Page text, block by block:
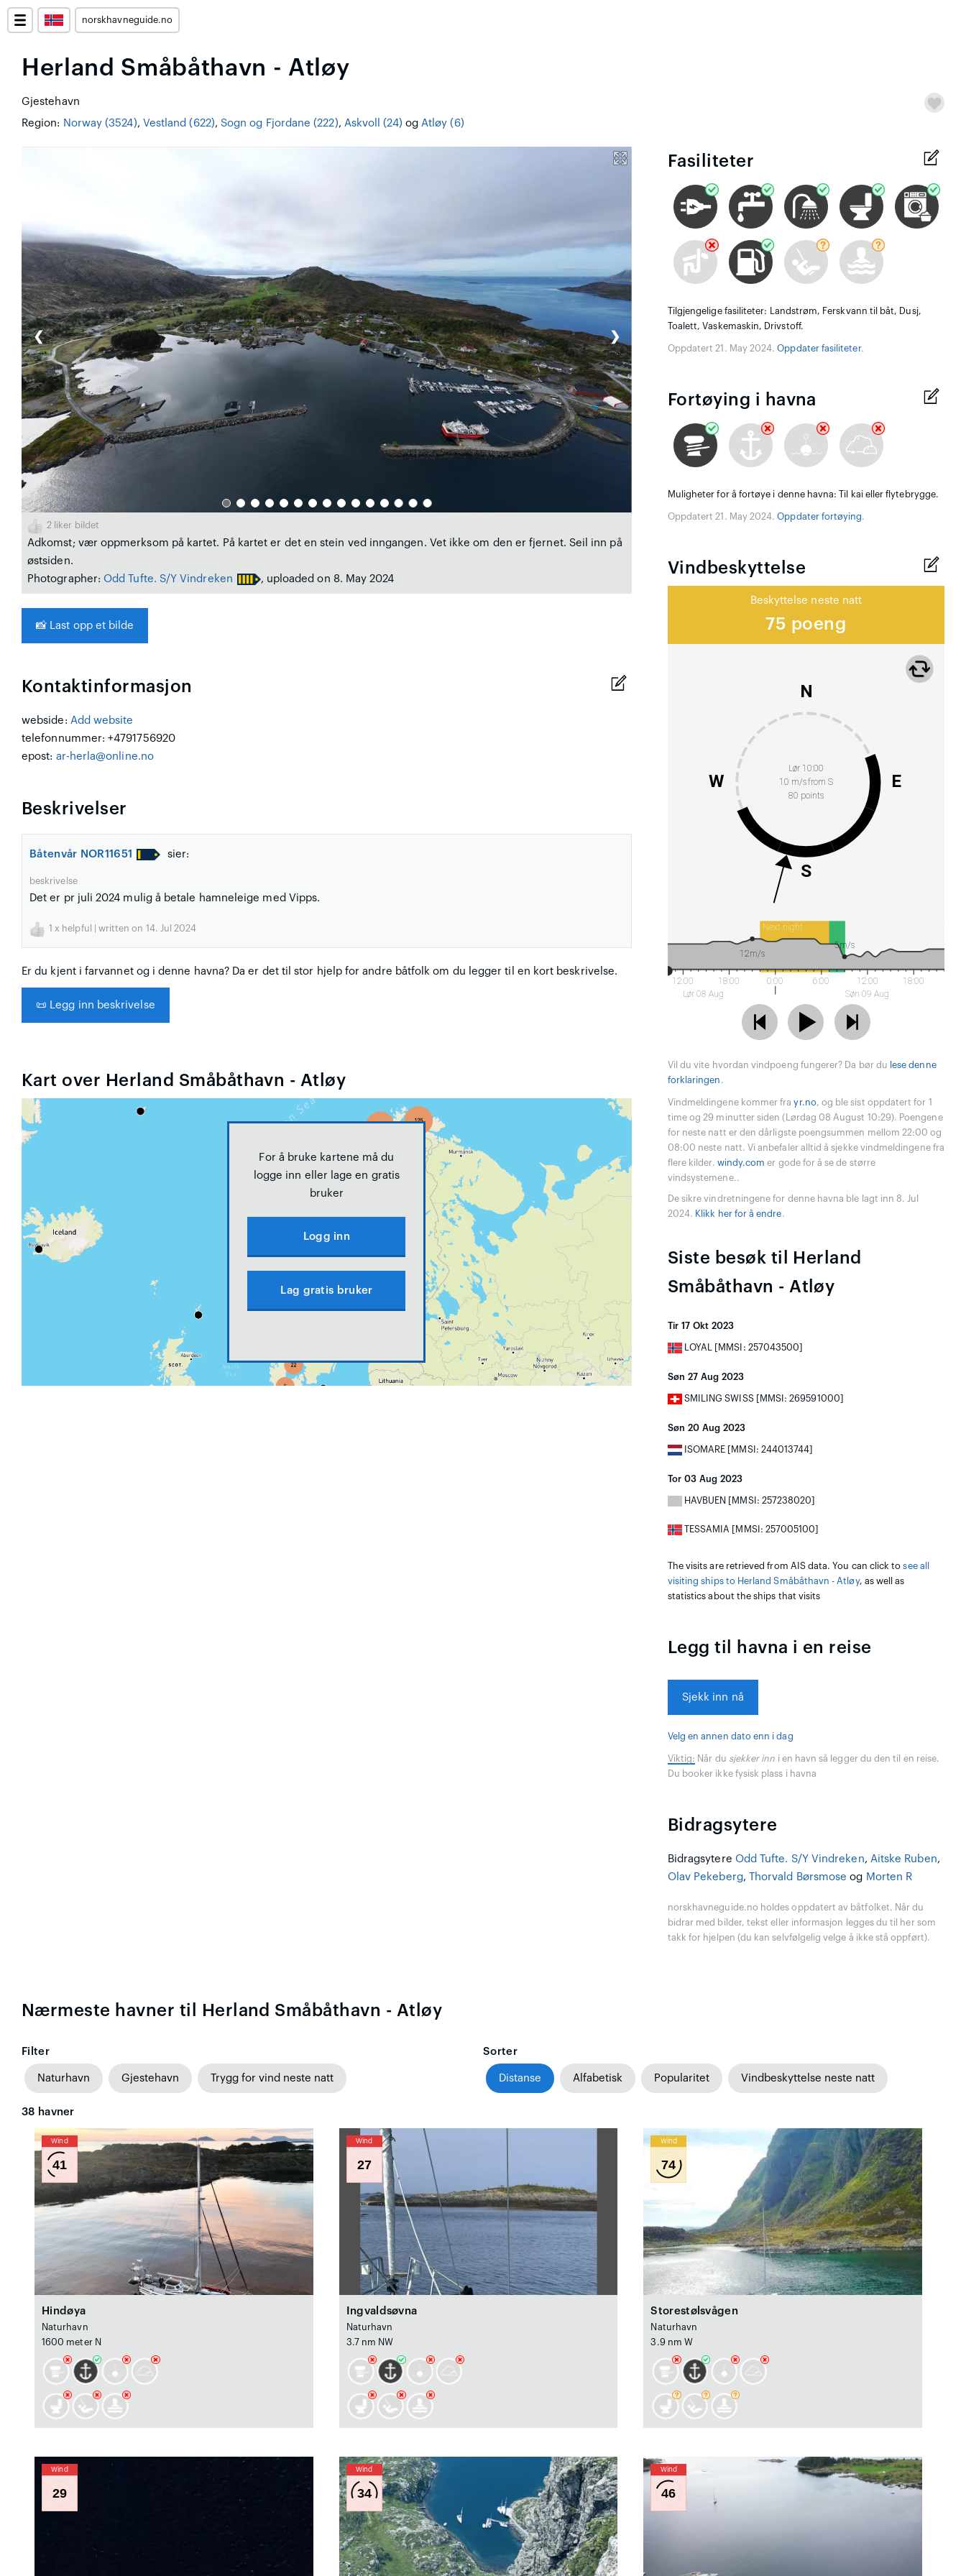
norskhavneguide.no
Herland Småbåthavn - Atløy
Gjestehavn
Region: Norway (3524), Vestland (622), Sogn og Fjordane (222), Askvoll (24) og Atløy (6)
❮ ❯
2 liker bildet
Adkomst; vær oppmerksom på kartet. På kartet er det en stein ved inngangen. Vet ikke om den er fjernet. Seil inn på
østsiden.
Photographer:Odd Tufte. S/Y Vindreken , uploaded on 8. May 2024
📸 Last opp et bilde
Kontaktinformasjon
webside: Add website
telefonnummer: +4791756920
epost: ar-herla@online.no
Beskrivelser
Båtenvår NOR11651 sier:
beskrivelse
Det er pr juli 2024 mulig å betale hamneleige med Vipps.
1 x helpful | written on 14. Jul 2024
Er du kjent i farvannet og i denne havna? Da er det til stor hjelp for andre båtfolk om du legger til en kort beskrivelse.
📜 Legg inn beskrivelse
Kart over Herland Småbåthavn - Atløy
For å bruke kartene må du
logge inn eller lage en gratis
bruker
Logg inn
Lag gratis bruker
Fasiliteter
Tilgjengelige fasiliteter: Landstrøm, Ferskvann til båt, Dusj,
Toalett, Vaskemaskin, Drivstoff.
Oppdatert 21. May 2024.Oppdater fasiliteter.
Fortøying i havna
Muligheter for å fortøye i denne havna: Til kai eller flytebrygge.
Oppdatert 21. May 2024.Oppdater fortøying.
Vindbeskyttelse
Beskyttelse neste natt
75 poeng
Lør 10:00
10 m/s from S
80 points
N
E
S
W
Next night
12:00
Lør 08 Aug
18:00 0:00 6:00
12:00
Søn 09 Aug
18:00
12m/s
5m/s
Vil du vite hvordan vindpoeng fungerer? Da bør du lese denne
forklaringen .
Vindmeldingene kommer frayr.no, og ble sist oppdatert for 1
time og 29 minutter siden (Lørdag 08 August 10:29). Poengene
for neste natt er den dårligste poengsummen mellom 22:00 og
08:00 neste natt. Vi anbefaler alltid å sjekke vindmeldingene fra
flere kilder. windy.com er gode for å se de større
vindsystemene..
De sikre vindretningene for denne havna ble lagt inn 8. Jul
2024. Klikk her for å endre.
Siste besøk til Herland
Småbåthavn - Atløy
Tir 17 Okt 2023
LOYAL [MMSI: 257043500]
Søn 27 Aug 2023
SMILING SWISS [MMSI: 269591000]
Søn 20 Aug 2023
ISOMARE [MMSI: 244013744]
Tor 03 Aug 2023
HAVBUEN [MMSI: 257238020]
TESSAMIA [MMSI: 257005100]
The visits are retrieved from AIS data. You can click tosee all
visiting ships to Herland Småbåthavn - Atløy, as well as
statistics about the ships that visits
Legg til havna i en reise
Sjekk inn nå
Velg en annen dato enn i dag
Viktig: Når du sjekker inn i en havn så legger du den til en reise.
Du booker ikke fysisk plass i havna
Bidragsytere
Bidragsytere Odd Tufte. S/Y Vindreken, Aitske Ruben,
Olav Pekeberg, Thorvald Børsmose og Morten R
norskhavneguide.no holdes oppdatert av båtfolket. Når du
bidrar med bilder, tekst eller informasjon legges du til her som
takk for hjelpen (du kan selvfølgelig velge å ikke stå oppført).
Nærmeste havner til Herland Småbåthavn - Atløy
Filter
Naturhavn Gjestehavn Trygg for vind neste natt
Sorter
Distanse Alfabetisk Popularitet Vindbeskyttelse neste natt
38 havner
Wind
41
Hindøya
Naturhavn
1600 meter N
Wind
27
Ingvaldsøvna
Naturhavn
3.7 nm NW
Wind
74
Storestølsvågen
Naturhavn
3.9 nm W
Wind
29
Wind
34
Wind
46